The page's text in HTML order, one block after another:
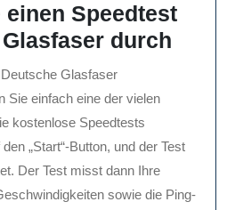
Speedtest
durch
Glasfaser
Sie einfach eine der vielen
kostenlose Speedtests
„Start“-Button, und der Test
Der Test misst dann Ihre
sowie die Ping-